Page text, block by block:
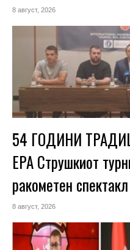
8 август, 2026
54 ГОДИНИ
ЕРА Струшкиот
ракометен спектакл
8 август, 2026